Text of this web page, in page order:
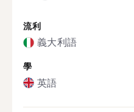
流利
義大利語
學
英語